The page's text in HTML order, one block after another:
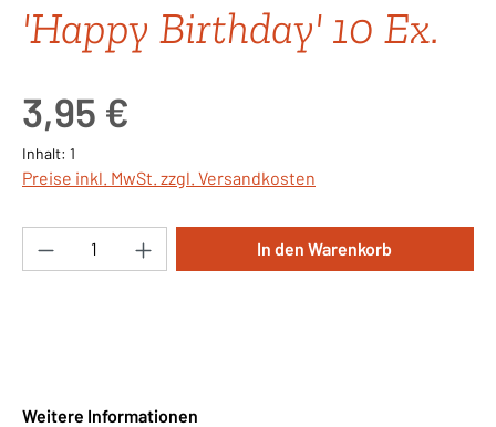
'Happy Birthday' 10 Ex.
3,95 €
Inhalt: 1
Preise inkl. MwSt. zzgl. Versandkosten
Produkt Anzahl: Gib den gewünschten
In den Warenkorb
Weitere Informationen